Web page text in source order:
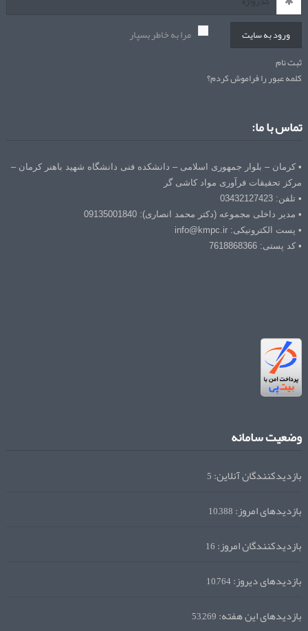
ورود به سایت مرا به خاطر بسپار
ثبت نام
کلمه عبور را فراموش کردم؟
تماس با ما:
• کرمان – بلوار جمهوری اسلامی – دانشکده فنی دانشگاه شهید باهنر کرمان –
مرکز تحقیقات فرآوری مواد کاشی گر
• تلفن: 03432127423
• مدیر داخلی مجموعه (دکتر محمد انصاری): 09135001840
• پست الکترونیکی: info@kmpc.ir
• کد پستی: 7618868366
وضعیت سامانه
بازدیدکنندگان آنلاین:5
بازدیدهای امروز:10,388
بازدیدکنندگان امروز:16
بازدیدهای دیروز:10,764
بازدیدهای این هفته:53,269